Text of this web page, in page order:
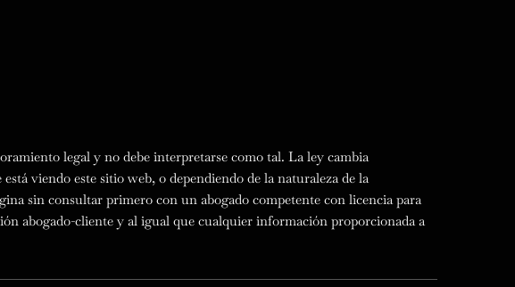
legal y no debe interpretarse como tal. La ley cambia
viendo este sitio web, o dependiendo de la naturaleza de la
sin consultar primero con un abogado competente con licencia para
abogado-cliente y al igual que cualquier información proporcionada a